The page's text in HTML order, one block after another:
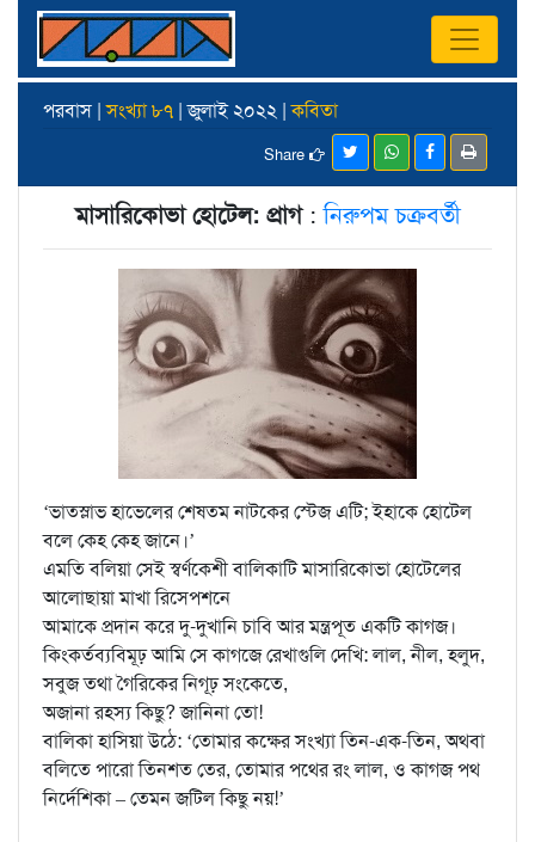
পরবাস |সংখ্যা ৮৭ | জুলাই ২০২২ |কবিতা
Share
মাসারিকোভা হোটেল: প্রাগ:নিরুপম চক্রবর্তী
‘ভাতস্লাভ হাভেলের শেষতম নাটকের স্টেজ এটি; ইহাকে হোটেল
বলে কেহ কেহ জানে।’
এমতি বলিয়া সেই স্বর্ণকেশী বালিকাটি মাসারিকোভা হোটেলের
আলোছায়া মাখা রিসেপশনে
আমাকে প্রদান করে দু-দুখানি চাবি আর মন্ত্রপূত একটি কাগজ।
কিংকর্তব্যবিমূঢ় আমি সে কাগজে রেখাগুলি দেখি: লাল, নীল, হলুদ,
সবুজ তথা গৈরিকের নিগূঢ় সংকেতে,
অজানা রহস্য কিছু? জানিনা তো!
বালিকা হাসিয়া উঠে: ‘তোমার কক্ষের সংখ্যা তিন-এক-তিন, অথবা
বলিতে পারো তিনশত তের, তোমার পথের রং লাল, ও কাগজ পথ
নির্দেশিকা – তেমন জটিল কিছু নয়!’